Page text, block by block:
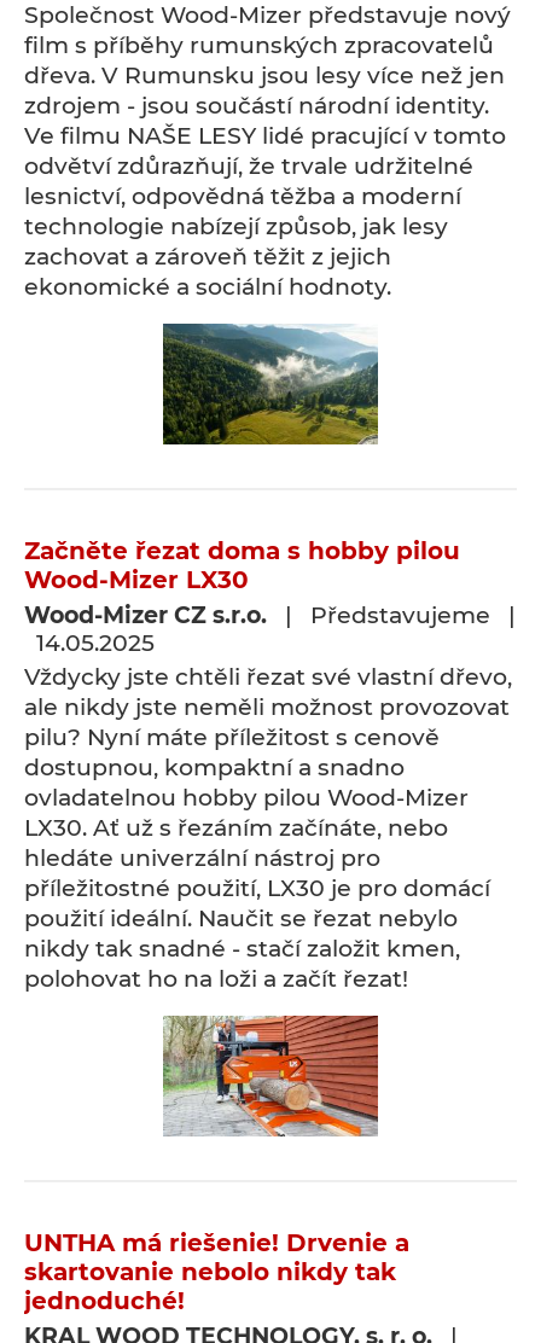
Společnost Wood-Mizer představuje nový
film s příběhy rumunských zpracovatelů
dřeva. V Rumunsku jsou lesy více než jen
zdrojem - jsou součástí národní identity.
Ve filmu NAŠE LESY lidé pracující v tomto
odvětví zdůrazňují, že trvale udržitelné
lesnictví, odpovědná těžba a moderní
technologie nabízejí způsob, jak lesy
zachovat a zároveň těžit z jejich
ekonomické a sociální hodnoty.
Začněte řezat doma s hobby pilou
Wood-Mizer LX30
Wood-Mizer CZ s.r.o. | Představujeme |
14.05.2025
Vždycky jste chtěli řezat své vlastní dřevo,
ale nikdy jste neměli možnost provozovat
pilu? Nyní máte příležitost s cenově
dostupnou, kompaktní a snadno
ovladatelnou hobby pilou Wood-Mizer
LX30. Ať už s řezáním začínáte, nebo
hledáte univerzální nástroj pro
příležitostné použití, LX30 je pro domácí
použití ideální. Naučit se řezat nebylo
nikdy tak snadné - stačí založit kmen,
polohovat ho na loži a začít řezat!
UNTHA má riešenie! Drvenie a
skartovanie nebolo nikdy tak
jednoduché!
KRAL WOOD TECHNOLOGY, s. r. o. |